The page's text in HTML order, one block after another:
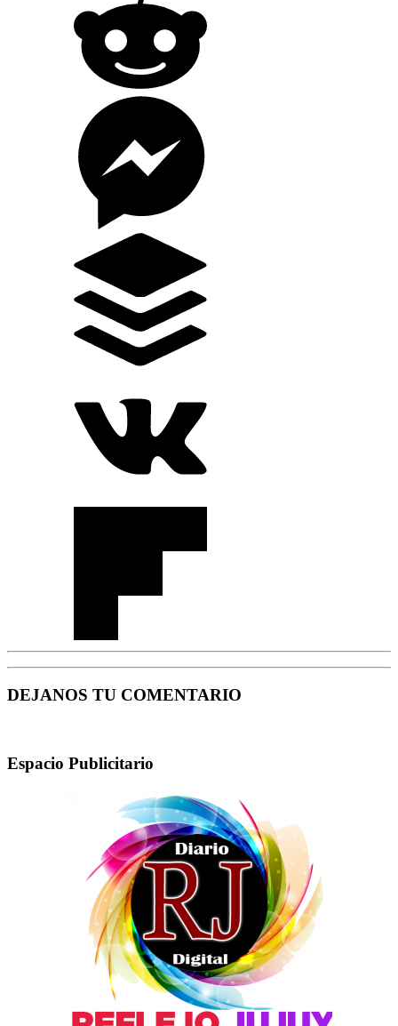
DEJANOS TU COMENTARIO
Espacio Publicitario